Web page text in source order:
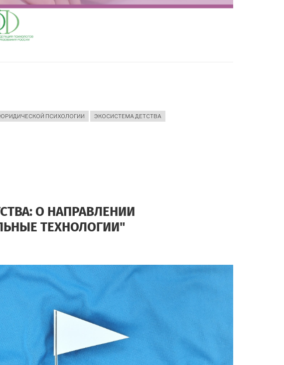
ПСИХОЛОГИИ ЭКОСИСТЕМА ДЕТСТВА
О НАПРАВЛЕНИИ
ТЕХНОЛОГИИ"